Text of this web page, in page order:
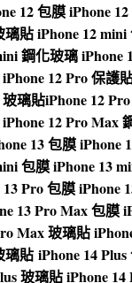
12 包膜iPhone
璃貼iPhone 12 mini
鋼化玻璃iPhone
iPhone 12 Pro 保護
玻璃貼iPhone 12
iPhone 12 Pro Max
13 包膜iPhone
包膜iPhone 13
13 Pro 包膜iPhone
13 Pro Max 包膜
Max 玻璃貼
璃貼iPhone 14
玻璃貼iPhone